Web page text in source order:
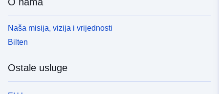
Naša misija, vizija i vrijednosti
Bilten
Ostale usluge